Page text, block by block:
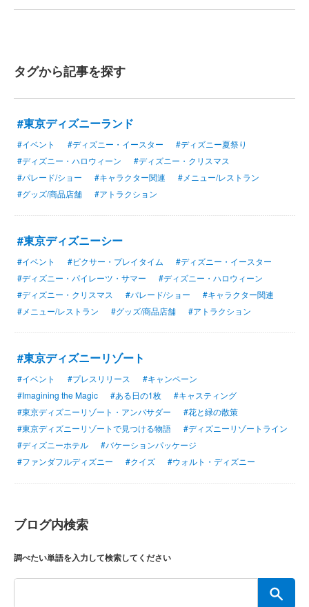
タグから記事を探す
#東京ディズニーランド
#イベント #ディズニー・イースター
#ディズニー夏祭り
#ディズニー・ハロウィーン
#ディズニー・クリスマス
#パレード/ショー
#キャラクター関連
#メニュー/レストラン
#グッズ/商品店舗
#アトラクション
#東京ディズニーシー
#イベント #ピクサー・プレイタイム
#ディズニー・イースター
#ディズニー・パイレーツ・サマー
#ディズニー・ハロウィーン
#ディズニー・クリスマス
#パレード/ショー
#キャラクター関連
#メニュー/レストラン
#グッズ/商品店舗 #アトラクション
#東京ディズニーリゾート
#イベント #プレスリリース
#キャンペーン
#Imagining the Magic
#ある日の1枚
#キャスティング
#東京ディズニーリゾート・アンバサダー
#花と緑の散策
#東京ディズニーリゾートで見つける物語
#ディズニーリゾートライン
#ディズニーホテル
#バケーションパッケージ
#ファンダフルディズニー
#クイズ #ウォルト・ディズニー
ブログ内検索
調べたい単語を入力して検索してください